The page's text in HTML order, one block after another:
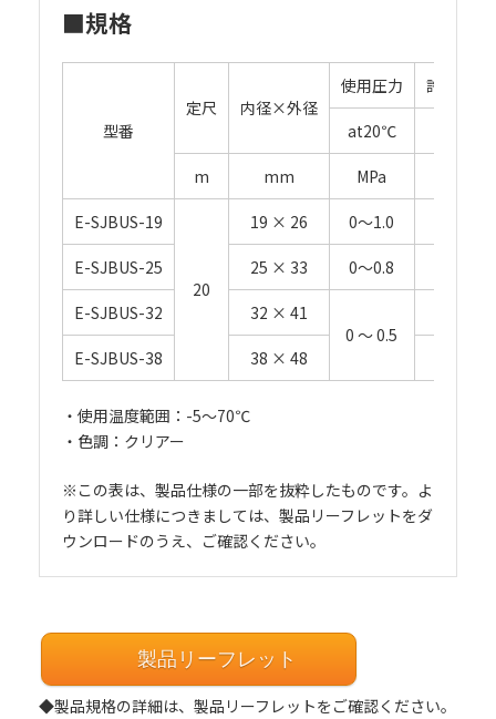
■規格
型番
定尺 内径×外径
使用圧力 許容曲げ
at20℃
m mm MPa
E-SJBUS-19
20
19 × 26 0～1.0
E-SJBUS-25 25 × 33 0～0.8
E-SJBUS-32
32 × 41
0 ～ 0.5
E-SJBUS-38 38 × 48
・使用温度範囲：-5～70℃
・色調：クリアー
※この表は、製品仕様の一部を抜粋したものです。よ
り詳しい仕様につきましては、製品リーフレットをダ
ウンロードのうえ、ご確認ください。
製品リーフレット
◆製品規格の詳細は、製品リーフレットをご確認ください。